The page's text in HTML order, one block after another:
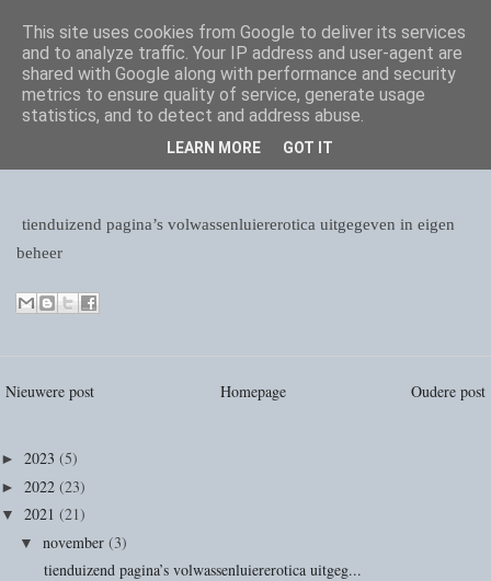
tienduizend pagina’s volwassenluiererotica uitgegeven in eigen
beheer
Nieuwere post Oudere post
Homepage
► 2023 (5)
► 2022 (23)
▼ 2021 (21)
▼ november (3)
tienduizend pagina’s volwassenluiererotica uitgeg...
This site uses cookies from Google to deliver its services
and to analyze traffic. Your IP address and user-agent are
shared with Google along with performance and security
metrics to ensure quality of service, generate usage
statistics, and to detect and address abuse.
LEARN MORE GOT IT